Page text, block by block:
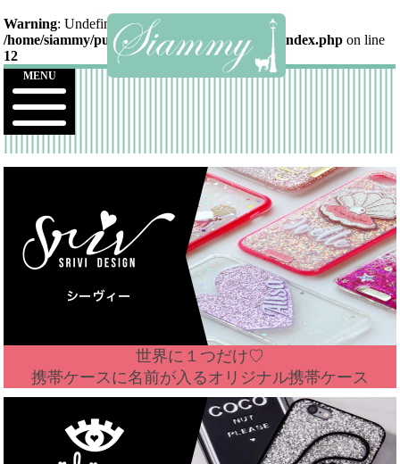
Warning: Undefined array key "secur" in
/home/siammy/public_html/siammy.jp/contact/index.php on line
12
MENU
世界に１つだけ♡
携帯ケースに名前が入るオリジナル携帯ケース